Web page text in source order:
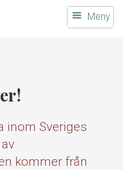
Meny
inom Sveriges
kommer från